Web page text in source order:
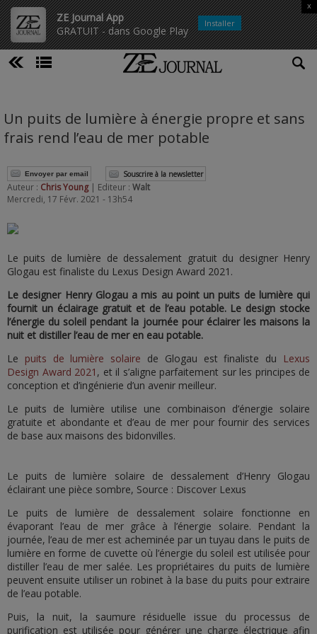
ZE Journal App
GRATUIT - dans Google Play
x
Installer
Un puits de lumière à énergie propre et sans
frais rend l’eau de mer potable
Envoyer par email Souscrire à la newsletter
Auteur : Chris Young | Editeur : Walt
Mercredi, 17 Févr. 2021 - 13h54
Le puits de lumière de dessalement gratuit du designer Henry
Glogau est finaliste du Lexus Design Award 2021.
Le designer Henry Glogau a mis au point un puits de lumière qui
fournit un éclairage gratuit et de l’eau potable. Le design stocke
l’énergie du soleil pendant la journée pour éclairer les maisons la
nuit et distiller l’eau de mer en eau potable.
Le puits de lumière solaire de Glogau est finaliste du
Lexus
Design Award 2021 , et il s’aligne parfaitement sur les principes de
conception et d’ingénierie d’un avenir meilleur.
Le puits de lumière utilise une combinaison d’énergie solaire
gratuite et abondante et d’eau de mer pour fournir des services
de base aux maisons des bidonvilles.
Le puits de lumière solaire de dessalement d’Henry Glogau
éclairant une pièce sombre, Source : Discover Lexus
Le puits de lumière de dessalement solaire fonctionne en
évaporant l’eau de mer grâce à l’énergie solaire. Pendant la
journée, l’eau de mer est acheminée par un tuyau dans le puits de
lumière en forme de cuvette où l’énergie du soleil est utilisée pour
distiller l’eau de mer salée. Les propriétaires du puits de lumière
peuvent ensuite utiliser un robinet à la base du puits pour extraire
de l’eau potable.
Puis, la nuit, la saumure résiduelle issue du processus de
purification est utilisée pour générer une charge électrique afin